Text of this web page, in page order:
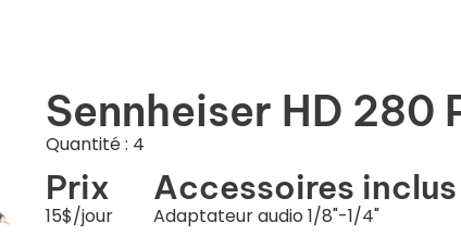
Sennheiser HD 280
Quantité : 4
Prix
15$/jour
Accessoires inclus
Adaptateur audio 1/8"-1/4"